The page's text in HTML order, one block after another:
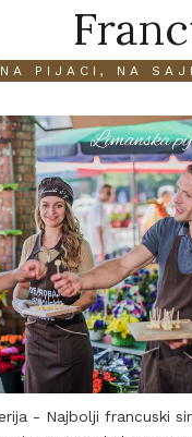
NA PIJACI, NA